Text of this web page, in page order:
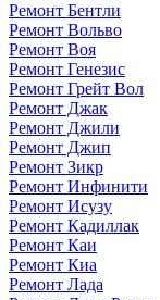
Ремонт Бентли
Ремонт Вольво
Ремонт Воя
Ремонт Генезис
Ремонт Грейт Вол
Ремонт Джак
Ремонт Джили
Ремонт Джип
Ремонт Зикр
Ремонт Инфинити
Ремонт Исузу
Ремонт Кадиллак
Ремонт Каи
Ремонт Киа
Ремонт Лада